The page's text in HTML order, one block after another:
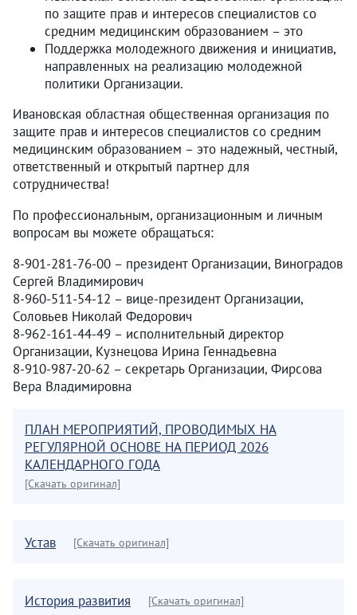
по защите прав и интересов специалистов со
средним медицинским образованием – это
Поддержка молодежного движения и инициатив,
направленных на реализацию молодежной
политики Организации.
Ивановская областная общественная организация по
защите прав и интересов специалистов со средним
медицинским образованием – это надежный, честный,
ответственный и открытый партнер для
сотрудничества!
По профессиональным, организационным и личным
вопросам вы можете обращаться:
8-901-281-76-00 – президент Организации, Виноградов
Сергей Владимирович
8-960-511-54-12 – вице-президент Организации,
Соловьев Николай Федорович
8-962-161-44-49 – исполнительный директор
Организации, Кузнецова Ирина Геннадьевна
8-910-987-20-62 – секретарь Организации, Фирсова
Вера Владимировна
ПЛАН МЕРОПРИЯТИЙ, ПРОВОДИМЫХ НА
РЕГУЛЯРНОЙ ОСНОВЕ НА ПЕРИОД 2026
КАЛЕНДАРНОГО ГОДА
[Скачать оригинал]
Устав [Скачать оригинал]
История развития [Скачать оригинал]